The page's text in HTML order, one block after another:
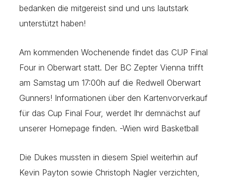
bedanken die mitgereist sind und uns lautstark
unterstützt haben!
Am kommenden Wochenende findet das CUP Final
Four in Oberwart statt. Der BC Zepter Vienna trifft
am Samstag um 17:00h auf die Redwell Oberwart
Gunners! Informationen über den Kartenvorverkauf
für das Cup Final Four, werdet Ihr demnächst auf
unserer Homepage finden. -Wien wird Basketball
Die Dukes mussten in diesem Spiel weiterhin auf
Kevin Payton sowie Christoph Nagler verzichten,